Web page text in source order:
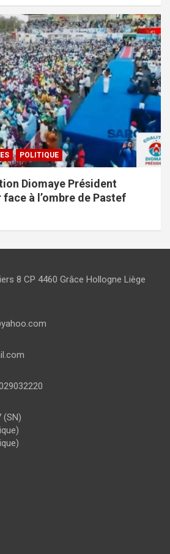
POLITIQUE
Diomaye Président
à l’ombre de Pastef
8 CP 4460 Grâce Hollogne Liège
(SN)